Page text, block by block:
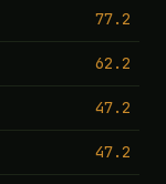
77.2
62.2
47.2
47.2